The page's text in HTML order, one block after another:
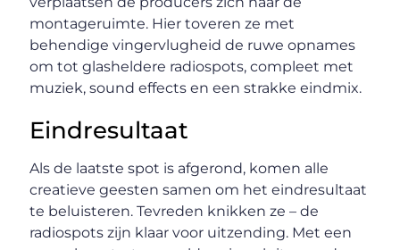
montageruimte. Hier toveren ze met
behendige vingervlugheid de ruwe opnames
om tot glasheldere radiospots, compleet met
muziek, sound effects en een strakke eindmix.
Eindresultaat
Als de laatste spot is afgerond, komen alle
creatieve geesten samen om het eindresultaat
te beluisteren. Tevreden knikken ze – de
radiospots zijn klaar voor uitzending. Met een